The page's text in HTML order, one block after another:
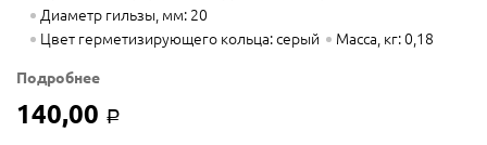
Диаметр гильзы, мм: 20
Цвет герметизирующего кольца: серый
Масса, кг: 0,18
Подробнее
140,00 Р